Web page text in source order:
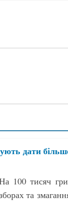
дати
100 тисяч
та